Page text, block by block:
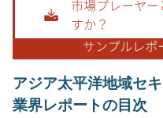
アジア太平洋地域セ
業界レポートの目次